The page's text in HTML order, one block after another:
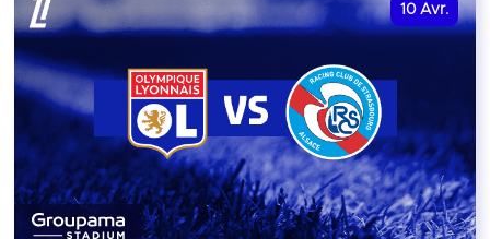
10 Avr.